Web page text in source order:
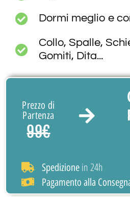
Dormi meglio e
Collo, Spalle,
Gomiti, Dita...
Prezzo di
Partenza
99€
Spedizione in 24h
Pagamento alla